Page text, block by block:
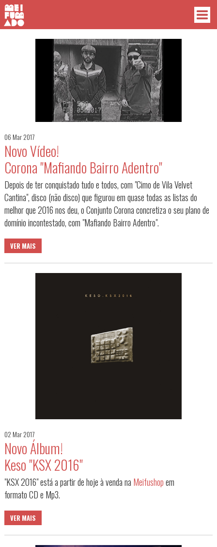
06 Mar 2017
Novo Vídeo!
Corona "Mafiando Bairro Adentro"
Depois de ter conquistado tudo e todos, com "Cimo de Vila Velvet
Cantina", disco (não disco) que figurou em quase todas as listas do
melhor que 2016 nos deu, o Conjunto Corona concretiza o seu plano de
domínio incontestado, com "Mafiando Bairro Adentro".
VER MAIS
02 Mar 2017
Novo Álbum!
Keso "KSX 2016"
"KSX 2016" está a partir de hoje à venda na Meifushopem
formato CD e Mp3.
VER MAIS